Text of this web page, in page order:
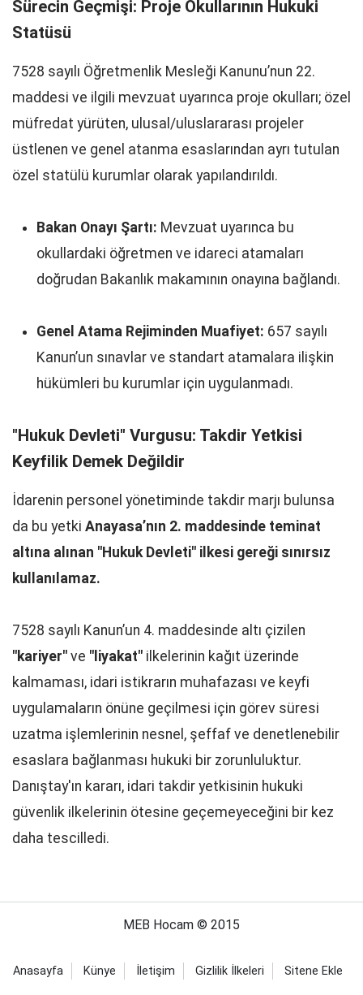
Sürecin Geçmişi: Proje Okullarının Hukuki
Statüsü
7528 sayılı Öğretmenlik Mesleği Kanunu’nun 22.
maddesi ve ilgili mevzuat uyarınca proje okulları; özel
müfredat yürüten, ulusal/uluslararası projeler
üstlenen ve genel atanma esaslarından ayrı tutulan
özel statülü kurumlar olarak yapılandırıldı.
Bakan Onayı Şartı: Mevzuat uyarınca bu
okullardaki öğretmen ve idareci atamaları
doğrudan Bakanlık makamının onayına bağlandı.
Genel Atama Rejiminden Muafiyet: 657 sayılı
Kanun’un sınavlar ve standart atamalara ilişkin
hükümleri bu kurumlar için uygulanmadı.
"Hukuk Devleti" Vurgusu: Takdir Yetkisi
Keyfilik Demek Değildir
İdarenin personel yönetiminde takdir marjı bulunsa
da bu yetki Anayasa’nın 2. maddesinde teminat
altına alınan "Hukuk Devleti" ilkesi gereği sınırsız
kullanılamaz.
7528 sayılı Kanun’un 4. maddesinde altı çizilen
"kariyer" ve "liyakat" ilkelerinin kağıt üzerinde
kalmaması, idari istikrarın muhafazası ve keyfi
uygulamaların önüne geçilmesi için görev süresi
uzatma işlemlerinin nesnel, şeffaf ve denetlenebilir
esaslara bağlanması hukuki bir zorunluluktur.
Danıştay'ın kararı, idari takdir yetkisinin hukuki
güvenlik ilkelerinin ötesine geçemeyeceğini bir kez
daha tescilledi.
MEB Hocam © 2015
Anasayfa Künye İletişim Gizlilik İlkeleri Sitene Ekle